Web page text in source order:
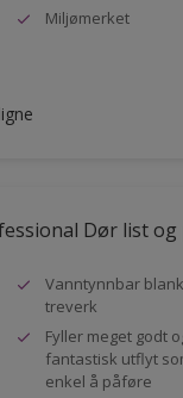
Miljømerket
Dør list og
Vanntynnbar
treverk
Fyller meget godt
fantastisk utflyt
enkel å påføre